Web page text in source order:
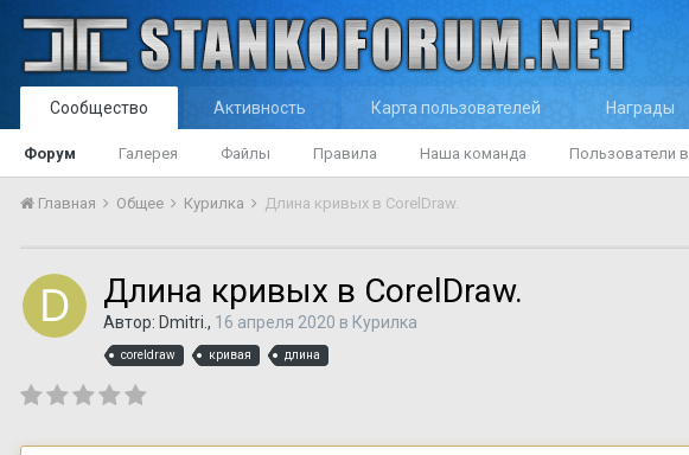
Сообщество
Форум Галерея Файлы Правила Наша команда Пользователи
Активность Карта пользователей Награды
Главная Общее Курилка Длина кривых в CorelDraw.
Длина кривых в CorelDraw.
Автор: Dmitri. , 16 апреля 2020 в Курилка
coreldraw кривая длина